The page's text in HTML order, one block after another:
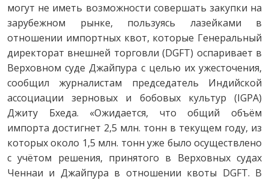
могут не иметь возможности совершать закупки на
зарубежном рынке, пользуясь лазейками в
отношении импортных квот, которые Генеральный
директорат внешней торговли (DGFT) оспаривает в
Верховном суде Джайпура с целью их ужесточения,
сообщил журналистам председатель Индийской
ассоциации зерновых и бобовых культур (IGPA)
Джиту Бхеда. «Ожидается, что общий объём
импорта достигнет 2,5 млн. тонн в текущем году, из
которых около 1,5 млн. тонн уже было осуществлено
с учётом решения, принятого в Верховных судах
Ченнаи и Джайпура в отношении квоты DGFT. В